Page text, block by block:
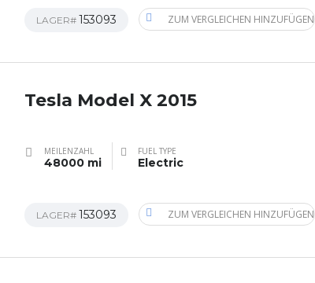
LAGER# 153093 ZUM VERGLEICHEN HINZUFÜGEN
Tesla Model X 2015
MEILENZAHL
48000 mi
FUEL TYPE
Electric
LAGER# 153093 ZUM VERGLEICHEN HINZUFÜGEN